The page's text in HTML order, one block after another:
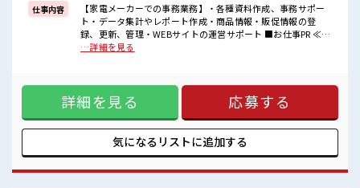
■職場の雰囲気
女性が多い職場ですが男女は問いません！
応募お待ちしております！
仕事内容
【家電メーカーでの事務業務】・各種資料作成、事務サポー
ト・データ集計やレポート作成・商品情報・販促情報の登
録、更新、管理・WEBサイトの運営サポート ■お仕事PR ≪経
験者活躍中≫ これまでの経験を活かしませんか？ ブランクが
プライベートが充実する≫ 場合によってはお願いすることも
ありますが、 残業はほとんどナシ！ ≪土日祝休のお仕事≫ 家
族や友人と一緒にプライベート満喫！ ≪自分に合った期間で
働ける≫ 福利厚生が整った派遣のお仕事です！ ■職場の雰囲
気 女性が多い職場ですが男女は問いません！ 応募お待ちして
おります！ 少人数の職場だから一緒に働く仲間との距離もグ
…詳細を見る
詳細を見る 応募する
気になるリストに追加する